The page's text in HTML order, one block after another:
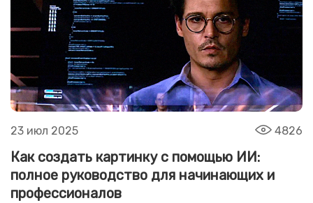
23 июл 2025 4826
Как создать картинку с помощью ИИ:
полное руководство для начинающих и
профессионалов